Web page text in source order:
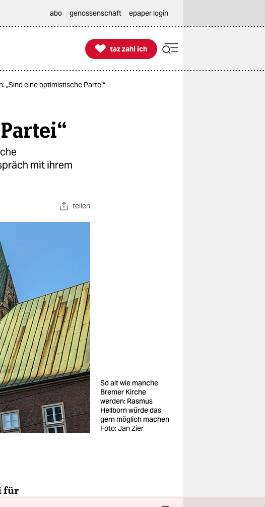
abo genossenschaft epaper login

taz zahl ich
taz zahl ich
„Sind eine optimistische Partei“
mit ihrem
teilen
So alt wie manche
Bremer Kirche
werden: Rasmus
Hellborn würde das
gern möglich machen
Foto: Jan Zier
für